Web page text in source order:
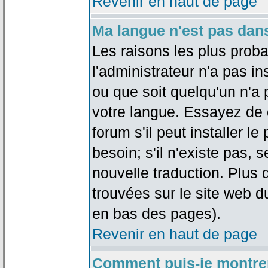
Ma langue n'est pas
Les raisons les plus
l'administrateur n'a pas
ou que soit quelqu'un n'a
votre langue. Essayez
forum s'il peut installer le
besoin; s'il n'existe pas,
nouvelle traduction. Plus
trouvées sur le site web
en bas des pages).
Revenir en haut de page
Comment puis-je